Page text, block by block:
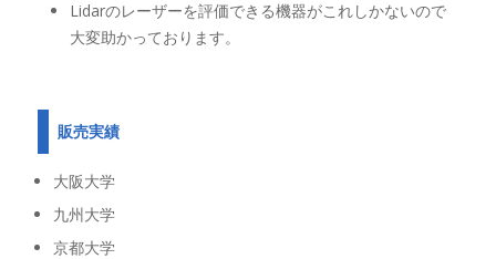
Lidarのレーザーを評価できる機器がこれしかないので
大変助かっております。
販売実績
大阪大学
九州大学
京都大学